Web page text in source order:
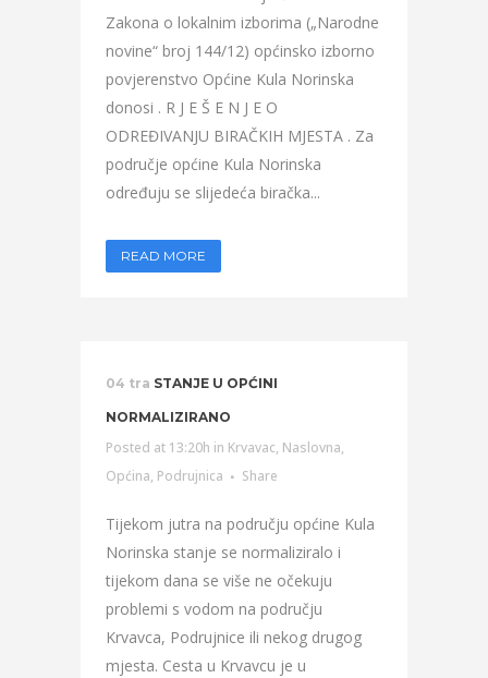
Zakona o lokalnim izborima („Narodne
novine“ broj 144/12) općinsko izborno
povjerenstvo Općine Kula Norinska
donosi . R J E Š E N J E O
ODREĐIVANJU BIRAČKIH MJESTA . Za
područje općine Kula Norinska
određuju se slijedeća biračka...
READ MORE
04 tra STANJE U OPĆINI
NORMALIZIRANO
Posted at 13:20h in Krvavac, Naslovna,
Općina, Podrujnica Share
Tijekom jutra na području općine Kula
Norinska stanje se normaliziralo i
tijekom dana se više ne očekuju
problemi s vodom na području
Krvavca, Podrujnice ili nekog drugog
mjesta. Cesta u Krvavcu je u